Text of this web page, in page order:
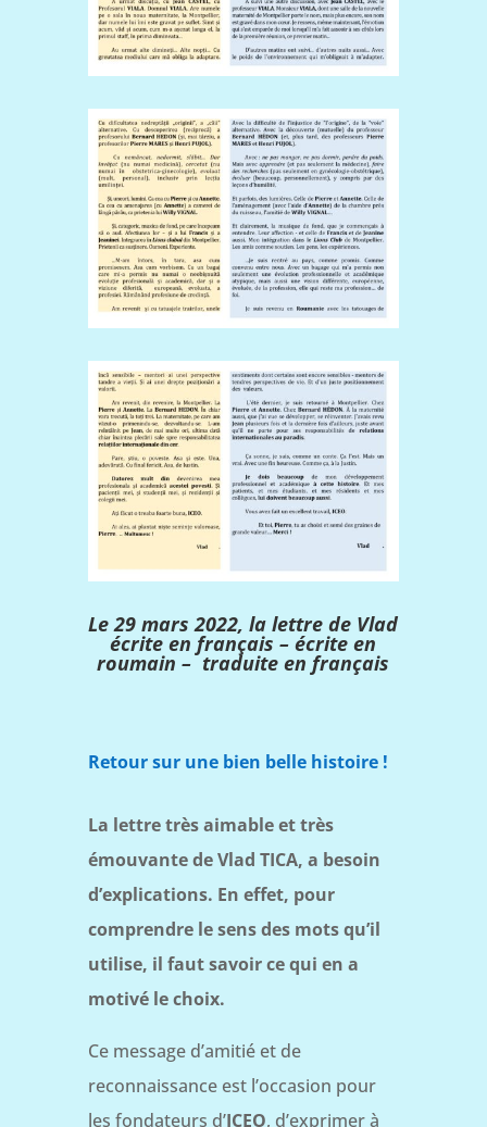
Le 29 mars 2022, la lettre de Vlad
écrite en français – écrite en
roumain –traduite en français
Retour sur une bien belle histoire !
La lettre très aimable et très
émouvante de Vlad TICA, a besoin
d’explications. En effet, pour
comprendre le sens des mots qu’il
utilise, il faut savoir ce qui en a
motivé le choix.
Ce message d’amitié et de
reconnaissance est l’occasion pour
les fondateurs d’ICEO, d’exprimer à